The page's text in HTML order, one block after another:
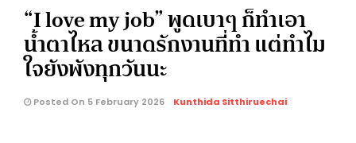
“I love my job” พูดเบาๆ ก็ทำเอา
น้ำตาไหล ขนาดรักงานที่ทำ แต่ทำไม
ใจยังพังทุกวันนะ
Posted On 5 February 2026 Kunthida Sitthiruechai